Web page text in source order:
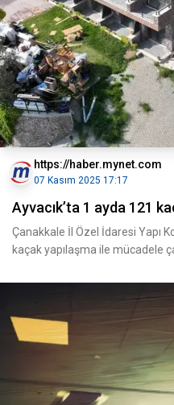
https://haber.mynet.com
07 Kasım 2025 17:17
Ayvacık’ta 1 ayda 121
Çanakkale İl Özel İdaresi Yapı
kaçak yapılaşma ile mücadele